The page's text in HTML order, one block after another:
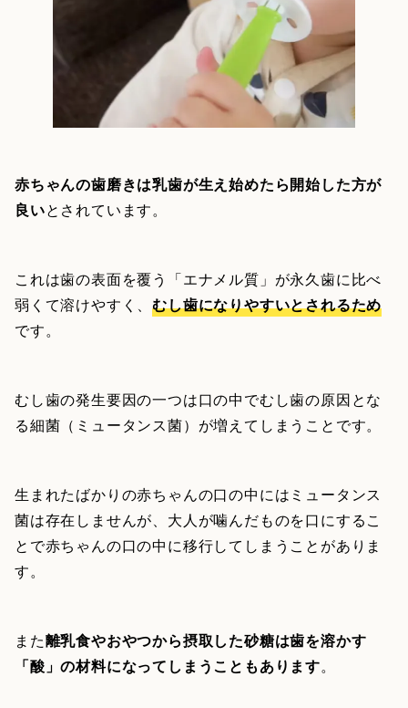
赤ちゃんの歯磨きは乳歯が生え始めたら開始した方が
良いとされています。
これは歯の表面を覆う「エナメル質」が永久歯に比べ
弱くて溶けやすく、むし歯になりやすいとされるため
です。
むし歯の発生要因の一つは口の中でむし歯の原因とな
る細菌（ミュータンス菌）が増えてしまうことです。
生まれたばかりの赤ちゃんの口の中にはミュータンス
菌は存在しませんが、大人が噛んだものを口にするこ
とで赤ちゃんの口の中に移行してしまうことがありま
す。
また離乳食やおやつから摂取した砂糖は歯を溶かす
「酸」の材料になってしまうこともあります。